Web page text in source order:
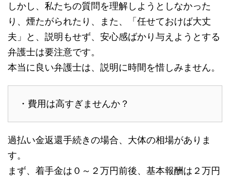
しかし、私たちの質問を理解しようとしなかった
り、煙たがられたり、また、「任せておけば大丈
夫」と、説明もせず、安心感ばかり与えようとする
弁護士は要注意です。
本当に良い弁護士は、説明に時間を惜しみません。
・費用は高すぎませんか？
過払い金返還手続きの場合、大体の相場がありま
す。
まず、着手金は０～２万円前後、基本報酬は２万円